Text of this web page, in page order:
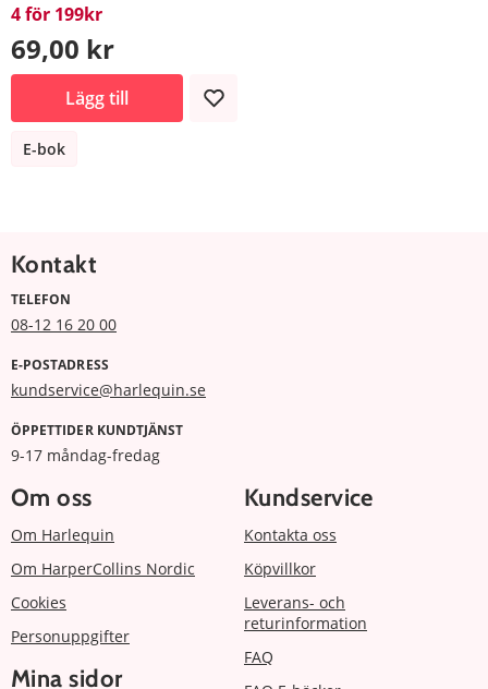
4 för 199kr
69,00 kr
Lägg till
E-bok
Kontakt
TELEFON
08-12 16 20 00
E-POSTADRESS
kundservice@harlequin.se
ÖPPETTIDER KUNDTJÄNST
9-17 måndag-fredag
Om oss
Om Harlequin
Om HarperCollins Nordic
Cookies
Personuppgifter
Mina sidor
Kundservice
Kontakta oss
Köpvillkor
Leverans- och
returinformation
FAQ